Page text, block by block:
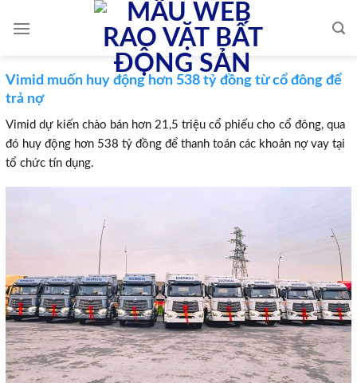
Vimid muốn huy động hơn 538 tỷ đồng từ cổ đông để
trả nợ
Vimid dự kiến chào bán hơn 21,5 triệu cổ phiếu cho cổ đông, qua
đó huy động hơn 538 tỷ đồng để thanh toán các khoản nợ vay tại
tổ chức tín dụng.